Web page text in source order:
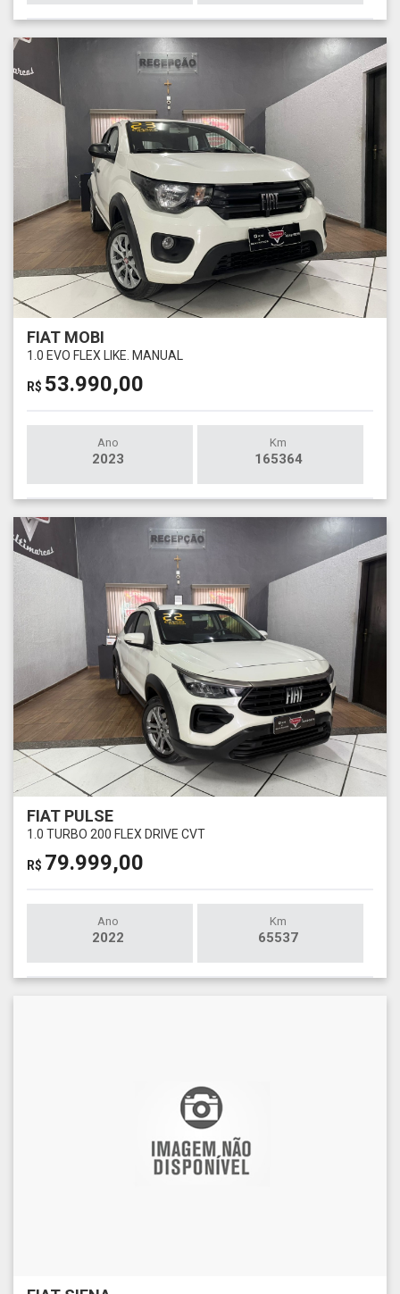
FIAT MOBI
1.0 EVO FLEX LIKE. MANUAL
R$ 53.990,00
Ano
2023
Km
165364
FIAT PULSE
1.0 TURBO 200 FLEX DRIVE CVT
R$ 79.999,00
Ano
2022
Km
65537